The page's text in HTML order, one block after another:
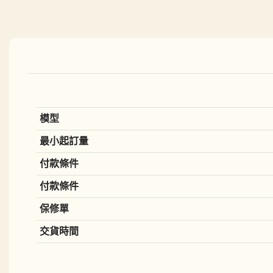
模型
最小起訂量
付款條件
付款條件
保修單
交貨時間